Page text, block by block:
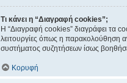
Τι κάνει η “Διαγραφή cookies”;
Η “Διαγραφή cookies” διαγράφει τα
λειτουργίες όπως η παρακολούθηση
συστήματος συζητήσεων ίσως
Κορυφή